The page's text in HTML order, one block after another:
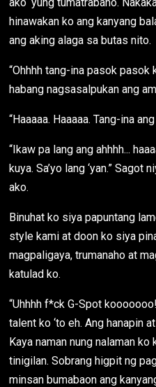
hinawakan ko ang kanyang
ang aking alaga sa butas nito.
“Ohhhh tang-ina pasok pasok
habang nagsasalpukan ang
“Haaaaa. Haaaaa. Tang-ina
“Ikaw pa lang ang ahhhh...
kuya. Sa’yo lang ‘yan.” Sagot
ako.
Binuhat ko siya papuntang
style kami at doon ko siya
magpaligaya, trumanaho at
katulad ko.
“Uhhhh f*ck G-Spot
talent ko ‘to eh. Ang hanapin
Kaya naman nung nalaman
tinigilan. Sobrang higpit ng
minsan bumabaon ang